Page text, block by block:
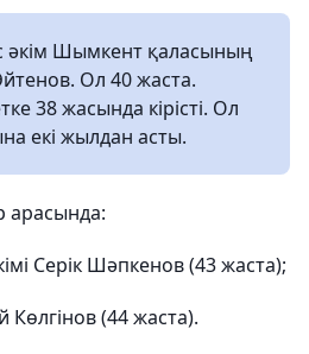
әкім Шымкент қаласының
Ол 40 жаста.
38 жасында кірісті. Ол
екі жылдан асты.
арасында:
Серік Шәпкенов (43 жаста);
Көлгінов (44 жаста).